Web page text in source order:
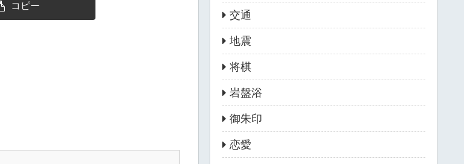
コピー
交通
地震
将棋
岩盤浴
御朱印
恋愛